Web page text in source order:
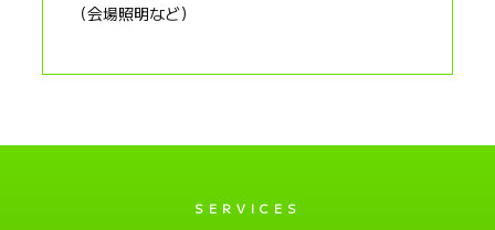
（会場照明など）
SERVICES